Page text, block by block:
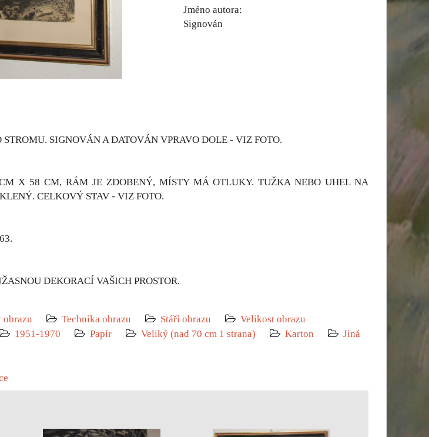
Jméno autora:
Signován
SIGNOVÁN A DATOVÁN VPRAVO DOLE - VIZ FOTO.
X 58 CM, RÁM JE ZDOBENÝ, MÍSTY MÁ OTLUKY. TUŽKA NEBO UHEL NA
CELKOVÝ STAV - VIZ FOTO.
DEKORACÍ VAŠICH PROSTOR.
Technika obrazu Stáří obrazu
Velikost obrazu
1951-1970 Papír Veliký (nad 70 cm 1 strana) Karton
Jiná